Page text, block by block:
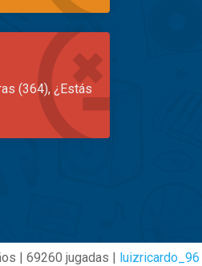
(364), ¿Estás
| 69260 jugadas | luizricardo_96